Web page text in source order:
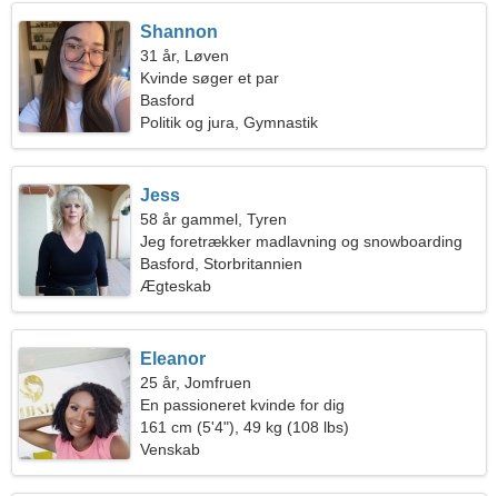
Shannon
31 år, Løven
Kvinde søger et par
Basford
Politik og jura, Gymnastik
Jess
58 år gammel, Tyren
Jeg foretrækker madlavning og snowboarding
Basford, Storbritannien
Ægteskab
Eleanor
25 år, Jomfruen
En passioneret kvinde for dig
161 cm (5'4"), 49 kg (108 lbs)
Venskab